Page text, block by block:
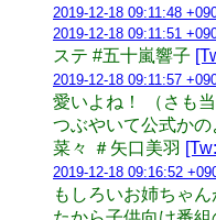
2019-12-18 09:11:48
2019-12-18 09:11:51
ステ #五十嵐響子
2019-12-18 09:11:57
愛いよね！ （さも
つぶやいて公式か
菜々 ＃矢口美羽
2019-12-18 09:16:52
もしろいお姉ちゃ